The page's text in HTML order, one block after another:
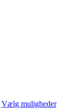
Vælg muligheder